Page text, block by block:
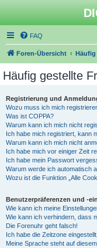
FAQ
Foren-Übersicht Häufig
Häufig gestellte
Registrierung und
Wozu muss ich mich
Was ist COPPA?
Warum kann ich mich nicht
Ich habe mich registriert, kann
Warum kann ich mich nicht
Ich habe mich vor einiger Zeit
Ich habe mein Passwort
Warum werde ich automatisch
Wozu ist die Funktion „Alle
Benutzerpräferenzen und -
Wie kann ich meine
Wie kann ich verhindern, dass
Die Forenuhr geht falsch!
Ich habe die Zeitzone
Meine Sprache steht auf